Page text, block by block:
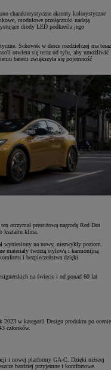
charakterystyczne akcenty kolorystyczne
modułowe przełączniki nadają
diody LED podkreśla jego
Schowek w desce rozdzielczej ma teraz
otwiera się teraz od tyłu, aby umożliwić
baterii zwiększyła się pojemność
otrzymał prestiżową nagrodę Red Dot
kształtu klina.
wyniesiony na nowy, niezwykły poziom.
materiały tworzą stylową i harmonijną
i bezpieczeństwa dzięki
na świecie i od ponad 60 lat
2023 w kategorii Design produktu po ocenie
członków.
i nowej platformy GA-C. Dzięki niższej
bardziej przyjemne i komfortowe.